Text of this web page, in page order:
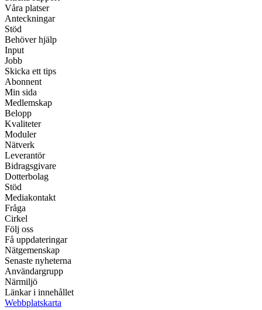
Våra platser
Anteckningar
Stöd
Behöver hjälp
Input
Jobb
Skicka ett tips
Abonnent
Min sida
Medlemskap
Belopp
Kvaliteter
Moduler
Nätverk
Leverantör
Bidragsgivare
Dotterbolag
Stöd
Mediakontakt
Fråga
Cirkel
Följ oss
Få uppdateringar
Nätgemenskap
Senaste nyheterna
Användargrupp
Närmiljö
Länkar i innehållet
Webbplatskarta